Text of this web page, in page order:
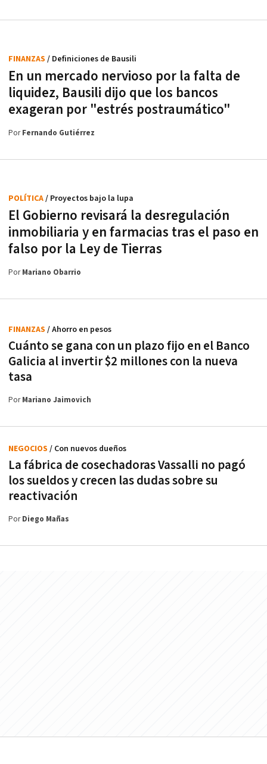
En un mercado nervioso por la falta de
liquidez, Bausili dijo que los bancos
exageran por "estrés postraumático"
FINANZAS / Definiciones de Bausili
PorFernando Gutiérrez
El Gobierno revisará la desregulación
inmobiliaria y en farmacias tras el paso en
falso por la Ley de Tierras
POLÍTICA/ Proyectos bajo la lupa
PorMariano Obarrio
Cuánto se gana con un plazo fijo en el Banco
Galicia al invertir $2 millones con la nueva
tasa
FINANZAS / Ahorro en pesos
PorMariano Jaimovich
La fábrica de cosechadoras Vassalli no pagó
los sueldos y crecen las dudas sobre su
reactivación
NEGOCIOS / Con nuevos dueños
PorDiego Mañas